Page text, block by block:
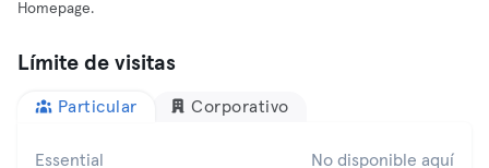
Homepage.
Límite de visitas
Particular Corporativo
Essential No disponible aquí